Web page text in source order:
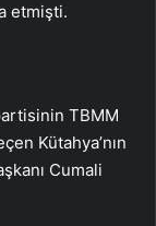
etmişti.
TBMM
Kütahya’nın
Cumali